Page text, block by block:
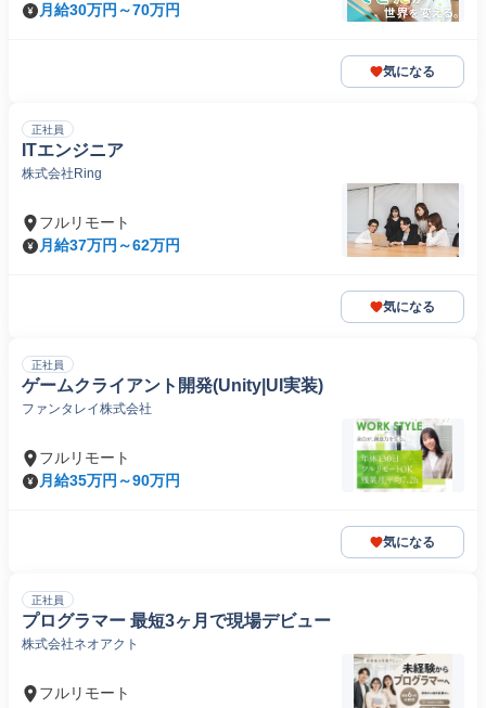
月給30万円～70万円
気になる
正社員
ITエンジニア
株式会社Ring
フルリモート
月給37万円～62万円
気になる
正社員
ゲームクライアント開発(Unity|UI実装)
ファンタレイ株式会社
フルリモート
月給35万円～90万円
気になる
正社員
プログラマー 最短3ヶ月で現場デビュー
株式会社ネオアクト
フルリモート